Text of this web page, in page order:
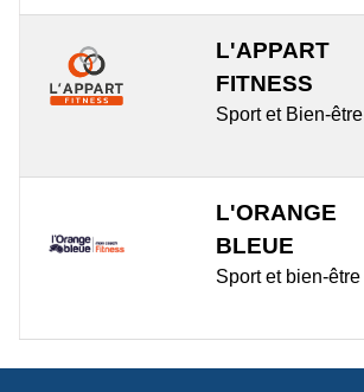
L'APPART
FITNESS
Sport et Bien-être
L'ORANGE
BLEUE
Sport et bien-être